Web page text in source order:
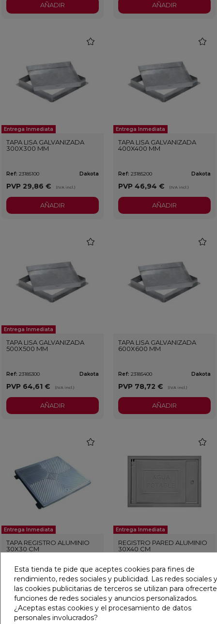
AÑADIR AÑADIR
Entrega Inmediata
TAPA LISA GALVANIZADA
300X300 MM
Ref: 23185100 Dakota
PVP 29,86 € (IVA incl.)
AÑADIR
Entrega Inmediata
TAPA LISA GALVANIZADA
400X400 MM
Ref: 23185200 Dakota
PVP 46,94 € (IVA incl.)
AÑADIR
Entrega Inmediata
TAPA LISA GALVANIZADA
500X500 MM
Ref: 23185300 Dakota
PVP 64,61 € (IVA incl.)
AÑADIR
TAPA LISA GALVANIZADA
600X600 MM
Ref: 23185400 Dakota
PVP 78,72 € (IVA incl.)
AÑADIR
Entrega Inmediata
TAPA REGISTRO ALUMINIO
30X30 CM
PVP47,12 € (IVA incl.)
AÑADIR
Entrega Inmediata
REGISTRO PARED ALUMINIO
30X40 CM
23571009
PVP 55,49 € (IVA incl.)
AÑADIR
Esta tienda te pide que aceptes cookies para fines de
rendimiento, redes sociales y publicidad. Las redes sociales y
las cookies publicitarias de terceros se utilizan para ofrecerte
funciones de redes sociales y anuncios personalizados.
¿Aceptas estas cookies y el procesamiento de datos
personales involucrados?